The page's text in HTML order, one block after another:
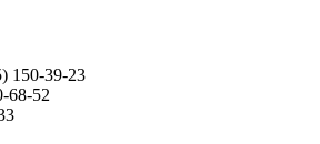
150-39-23
68-52